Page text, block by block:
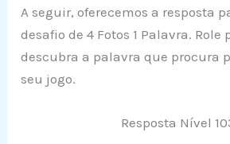
A seguir, oferecemos a resposta
desafio de 4 Fotos 1 Palavra. Role
descubra a palavra que procura
seu jogo.
Resposta Nível